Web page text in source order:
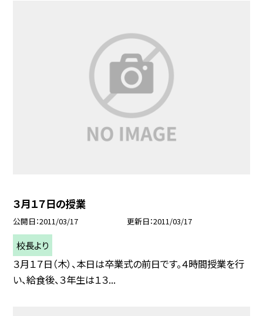
３月１７日の授業
公開日 2011/03/17 更新日 2011/03/17
校長より
３月１７日（木）、本日は卒業式の前日です。４時間授業を行
い、給食後、３年生は１３...